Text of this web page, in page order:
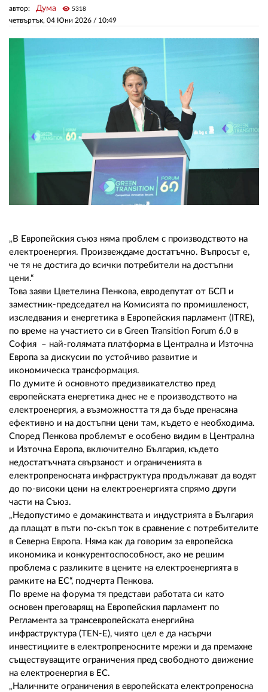
четвъртък, 04 Юни 2026 / 10:49
автор: Дума visibility 5318
„В Европейския съюз няма проблем с производството на
електроенергия. Произвеждаме достатъчно. Въпросът е,
че тя не достига до всички потребители на достъпни
цени.“
Това заяви Цветелина Пенкова, евродепутат от БСП и
заместник-председател на Комисията по промишленост,
изследвания и енергетика в Европейския парламент (ITRE),
по време на участието си в Green Transition Forum 6.0 в
София – най-голямата платформа в Централна и Източна
Европа за дискусии по устойчиво развитие и
икономическа трансформация.
По думите ѝ основното предизвикателство пред
европейската енергетика днес не е производството на
електроенергия, а възможността тя да бъде пренасяна
ефективно и на достъпни цени там, където е необходима.
Според Пенкова проблемът е особено видим в Централна
и Източна Европа, включително България, където
недостатъчната свързаност и ограниченията в
електропреносната инфраструктура продължават да водят
до по-високи цени на електроенергията спрямо други
части на Съюз.
„Недопустимо е домакинствата и индустрията в България
да плащат в пъти по-скъп ток в сравнение с потребителите
в Северна Европа. Няма как да говорим за европейска
икономика и конкурентоспособност, ако не решим
проблема с разликите в цените на електроенергията в
рамките на ЕС“, подчерта Пенкова.
По време на форума тя представи работата си като
основен преговарящ на Европейския парламент по
Регламента за трансевропейската енергийна
инфраструктура (TEN-E), чиято цел е да насърчи
инвестициите в електропреносните мрежи и да премахне
съществуващите ограничения пред свободното движение
на електроенергия в ЕС.
„Наличните ограничения в европейската електропреносна
РЕКЛАМА
УСЛОВИЯ ЗА ПОЛЗВАНЕ
ПОЛИТИКА ЗА БИСКВИТКИТЕ
ПОЛИТИКАТА ЗА
ПОВЕРИТЕЛНОСТ
02 975 20 35